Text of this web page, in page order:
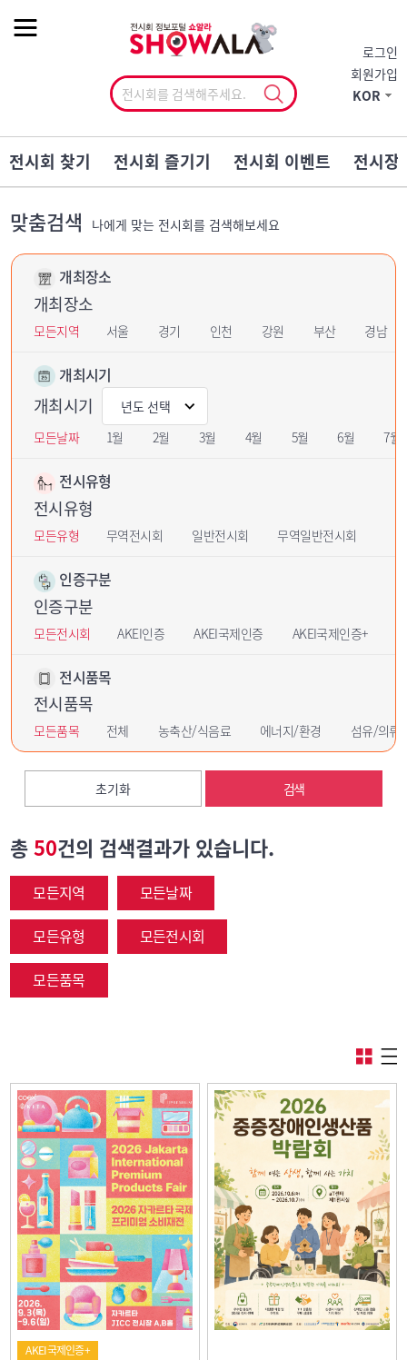
로그인
회원가입
KOR
전시회 찾기 전시회 즐기기 전시회 이벤트 전시장
맞춤검색 나에게 맞는 전시회를 검색해보세요
개최장소
개최장소
모든지역 서울 경기 인천 강원 부산 경남
개최시기
개최시기
모든날짜 1월 2월 3월 4월 5월 6월 7월
전시유형
전시유형
모든유형 무역전시회 일반전시회 무역일반전시회
인증구분
인증구분
모든전시회 AKEI인증 AKEI국제인증 AKEI국제인증+
전시품목
전시품목
모든품목 전체 농축산/식음료 에너지/환경 섬유/의류
초기화 검색
총50건의 검색결과가 있습니다.
모든지역
모든날짜
모든유형
모든전시회
모든품목
AKEI국제인증+